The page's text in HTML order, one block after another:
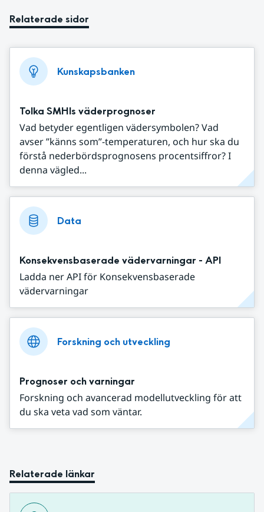
Relaterade sidor
Kunskapsbanken
Tolka SMHIs väderprognoser
Vad betyder egentligen vädersymbolen? Vad
avser ”känns som”-temperaturen, och hur ska du
förstå nederbördsprognosens procentsiffror? I
denna vägled...
Data
Konsekvensbaserade vädervarningar - API
Ladda ner API för Konsekvensbaserade
vädervarningar
Forskning och utveckling
Prognoser och varningar
Forskning och avancerad modellutveckling för att
du ska veta vad som väntar.
Relaterade länkar